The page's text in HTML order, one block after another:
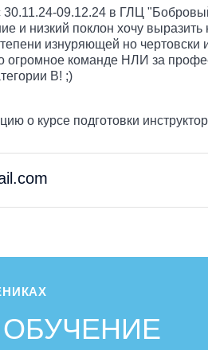
09.12.24 в ГЛЦ
и низкий поклон хочу
изнуряющей но
огромное команде НЛИ за
В! ;)
о курсе подготовки